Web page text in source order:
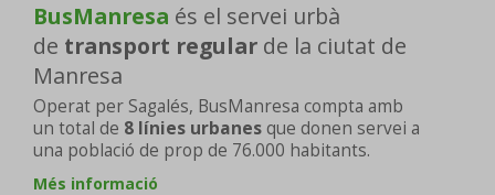
BusManresa és el servei urbà
de transport regular de la ciutat de
Manresa
Operat per Sagalés, BusManresa compta amb
un total de 8 línies urbanesque donen servei a
una població de prop de 76.000 habitants.
Més informació